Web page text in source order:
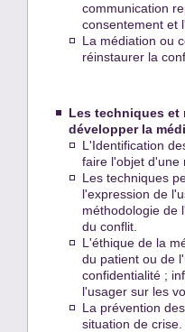
communication
consentement et
La médiation ou
réinstaurer la
Les techniques et
développer la
L'Identification
faire l'objet d'une
Les techniques
l'expression de
méthodologie de
du conflit.
L'éthique de la
du patient ou de
confidentialité ;
l'usager sur les
La prévention
situation de